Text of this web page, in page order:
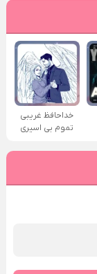
خداحافظ غریبی
تموم بی اسیری